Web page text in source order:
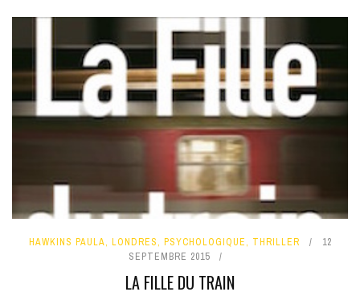
HAWKINS PAULA, LONDRES, PSYCHOLOGIQUE, THRILLER
12
SEPTEMBRE 2015
LA FILLE DU TRAIN